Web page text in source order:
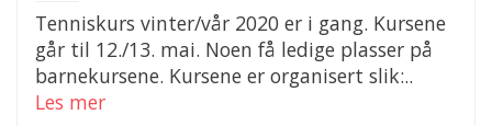
Tenniskurs vinter/vår 2020 er i gang. Kursene
går til 12./13. mai. Noen få ledige plasser på
barnekursene. Kursene er organisert slik:..
Les mer